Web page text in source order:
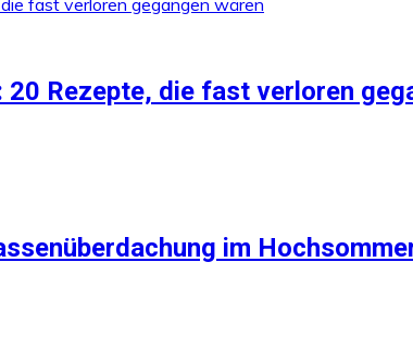
Rezepte, die fast verloren
im